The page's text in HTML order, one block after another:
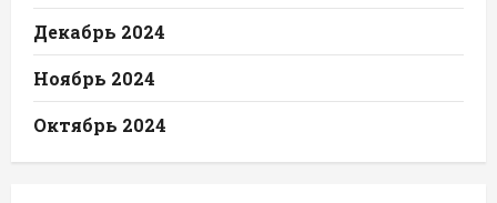
Декабрь 2024
Ноябрь 2024
Октябрь 2024